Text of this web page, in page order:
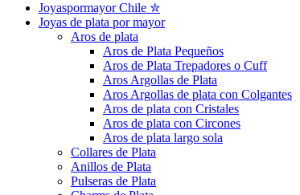
Joyaspormayor Chile ✮
Joyas de plata por mayor
Aros de plata
Aros de Plata Pequeños
Aros de Plata Trepadores o Cuff
Aros Argollas de Plata
Aros Argollas de plata con Colgantes
Aros de plata con Cristales
Aros de plata con Circones
Aros de plata largo sola
Collares de Plata
Anillos de Plata
Pulseras de Plata